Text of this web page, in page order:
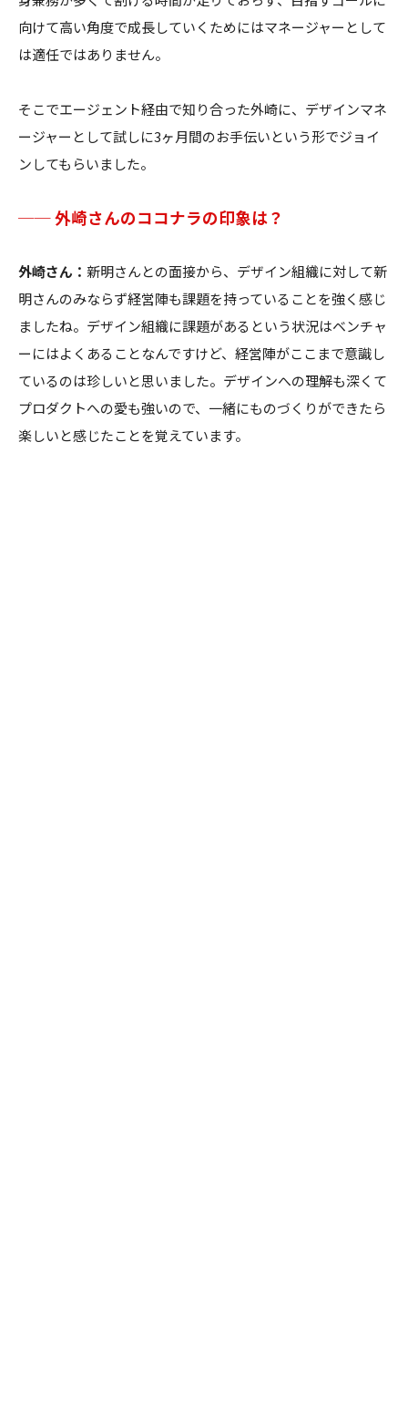
向けて高い角度で成長していくためにはマネージャーとして
は適任ではありません。
そこでエージェント経由で知り合った外崎に、デザインマネ
ージャーとして試しに3ヶ月間のお手伝いという形でジョイ
ンしてもらいました。
── 外崎さんのココナラの印象は？
外崎さん： 新明さんとの面接から、デザイン組織に対して新
明さんのみならず経営陣も課題を持っていることを強く感じ
ましたね。デザイン組織に課題があるという状況はベンチャ
ーにはよくあることなんですけど、経営陣がここまで意識し
ているのは珍しいと思いました。デザインへの理解も深くて
プロダクトへの愛も強いので、一緒にものづくりができたら
楽しいと感じたことを覚えています。